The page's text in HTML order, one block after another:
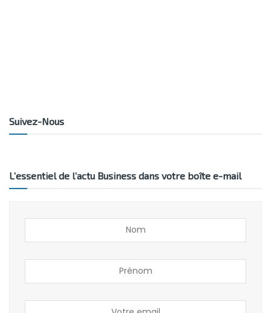
Suivez-Nous
L’essentiel de l’actu Business dans votre boîte e-mail